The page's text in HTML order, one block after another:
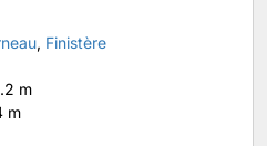
, Finistère
m
m